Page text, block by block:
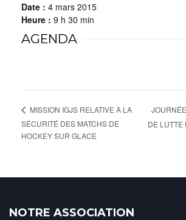
Date : 4 mars 2015
Heure : 9 h 30 min
AGENDA
MISSION IGJS RELATIVE À LA
SÉCURITÉ DES MATCHS DE
HOCKEY SUR GLACE
DE LUTTE
NOTRE ASSOCIATION